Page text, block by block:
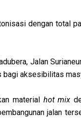
dengan total
Jalan
aksesibilitas
material hot mix
jalan